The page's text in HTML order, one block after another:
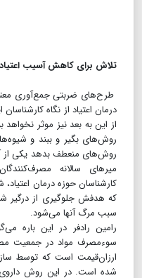
تلاش برای کاهش آسیب اعتیاد
طرح‌های ضربتی جمع‌آوری
درمان اعتیاد از نگاه
از این به بعد نیز موثر
روش‌های بگیر و ببند و
روش‌های منعطف بدهد یکی از
میرهای سالانه
کارشناسان حوزه درمان
که هدفش جلوگیری از درگیر
سبب مرگ آنها می‌شود.
رامین رادفر در این باره
سوءمصرف مواد در جمعیت
ارزان‌قیمت است که توسط
شده است. در این روش داروی